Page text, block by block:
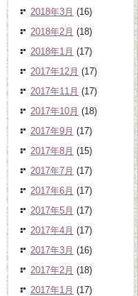
2018年3月 (16)
2018年2月 (18)
2018年1月 (17)
2017年12月 (17)
2017年11月 (17)
2017年10月 (18)
2017年9月 (17)
2017年8月 (15)
2017年7月 (17)
2017年6月 (17)
2017年5月 (17)
2017年4月 (17)
2017年3月 (16)
2017年2月 (18)
2017年1月 (17)